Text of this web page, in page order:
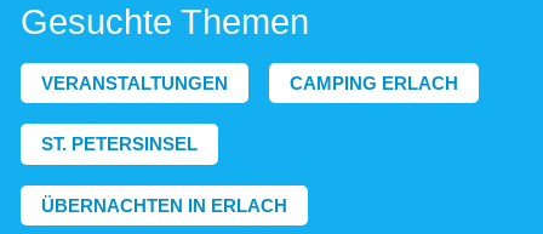
Gesuchte Themen
VERANSTALTUNGEN CAMPING ERLACH
ST. PETERSINSEL
ÜBERNACHTEN IN ERLACH